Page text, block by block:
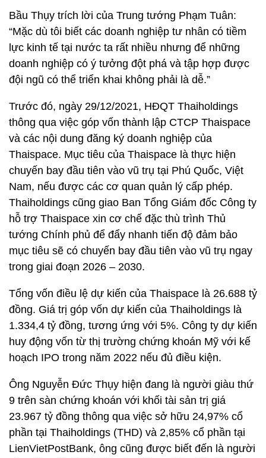
Bầu Thụy trích lời của Trung tướng Phạm Tuân:
“Mặc dù tôi biết các doanh nghiệp tư nhân có tiềm
lực kinh tế tại nước ta rất nhiều nhưng để những
doanh nghiệp có ý tưởng đột phá và tập hợp được
đội ngũ có thể triển khai không phải là dễ.”
Trước đó, ngày 29/12/2021, HĐQT Thaiholdings
thông qua việc góp vốn thành lập CTCP Thaispace
và các nội dung đăng ký doanh nghiệp của
Thaispace. Mục tiêu của Thaispace là thực hiện
chuyến bay đầu tiên vào vũ trụ tại Phú Quốc, Việt
Nam, nếu được các cơ quan quản lý cấp phép.
Thaiholdings cũng giao Ban Tổng Giám đốc Công ty
hỗ trợ Thaispace xin cơ chế đặc thù trình Thủ
tướng Chính phủ để đẩy nhanh tiến độ đảm bảo
mục tiêu sẽ có chuyến bay đầu tiên vào vũ trụ ngay
trong giai đoạn 2026 – 2030.
Tổng vốn điều lệ dự kiến của Thaispace là 26.688 tỷ
đồng. Giá trị góp vốn dự kiến của Thaiholdings là
1.334,4 tỷ đồng, tương ứng với 5%. Công ty dự kiến
huy động vốn từ thị trường chứng khoán Mỹ với kế
hoạch IPO trong năm 2022 nếu đủ điều kiện.
Ông Nguyễn Đức Thụy hiện đang là người giàu thứ
9 trên sàn chứng khoán với khối tài sản trị giá
23.967 tỷ đồng thông qua việc sở hữu 24,97% cổ
phần tại Thaiholdings (THD) và 2,85% cổ phần tại
LienVietPostBank, ông cũng được biết đến là người